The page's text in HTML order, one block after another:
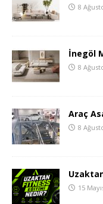
8
İnegöl
8
Araç
8
15